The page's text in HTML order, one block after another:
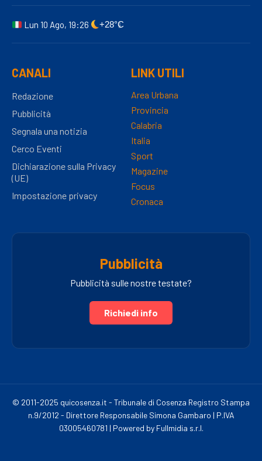
Lun 10 Ago, 19:26 +28°C
CANALI
Redazione
Pubblicità
Segnala una notizia
Cerco Eventi
Dichiarazione sulla Privacy
(UE)
Impostazione privacy
LINK UTILI
Area Urbana
Provincia
Calabria
Italia
Sport
Magazine
Focus
Cronaca
Pubblicità
Pubblicità sulle nostre testate?
Richiedi info
© 2011-2025 quicosenza.it - Tribunale di Cosenza Registro Stampa
n.9/2012 - Direttore Responsabile Simona Gambaro | P.IVA
03005460781 | Powered by Fullmidia s.r.l.